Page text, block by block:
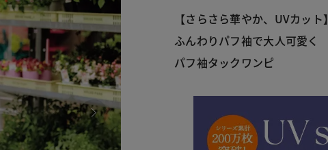
【さらさら華やか、UVカット】
ふんわりパフ袖で大人可愛く
パフ袖タックワンピ